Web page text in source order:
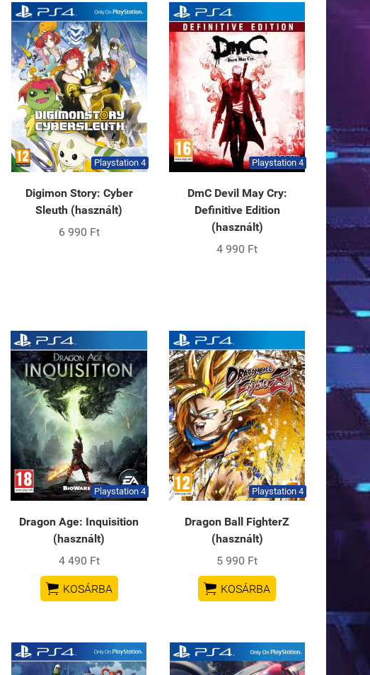
Playstation 4
Digimon Story: Cyber
Sleuth (használt)
6 990 Ft
Playstation 4
DmC Devil May Cry:
Definitive Edition
(használt)
4 990 Ft
Playstation 4
Dragon Age: Inquisition
(használt)
4 490 Ft
 KOSÁRBA
Playstation 4
Dragon Ball FighterZ
(használt)
5 990 Ft
 KOSÁRBA